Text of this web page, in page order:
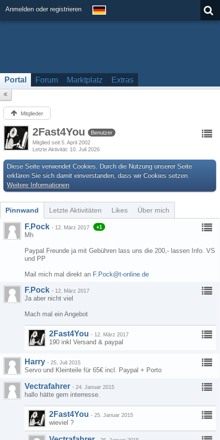
Anmelden oder registrieren
Portal Forum Marktplatz Extras
Mitglieder
2Fast4You
Benutzer
Mitglied seit 5. April 2002
Letzte Aktivität 10. Juli 2026
Diese Seite verwendet Cookies. Durch die Nutzung unserer Seite
erklären Sie sich damit einverstanden, dass wir Cookies setzen.
Weitere Informationen
Pinnwand Letzte Aktivitäten Likes Über mich
F.Pock - 12. März 2017 +1
Mh
Paypal Freunde ja mit Gebühren lass uns die 200,- lassen Info. VS
und PP
Mail mich mal direkt an F.Pock@t-online.de
F.Pock - 12. März 2017
Ja aber nicht viel
Mach mal ein Angebot
2Fast4You - 12. März 2017
190 inkl Versand & paypal
Harry - 25. Juli 2015
Servo und Kleinteile für 65€ incl. Paypal + Porto
Vectrafahrer - 24. Januar 2015
hallo hätte gern interresse.
2Fast4You - 25. Januar 2015
wieviel ?